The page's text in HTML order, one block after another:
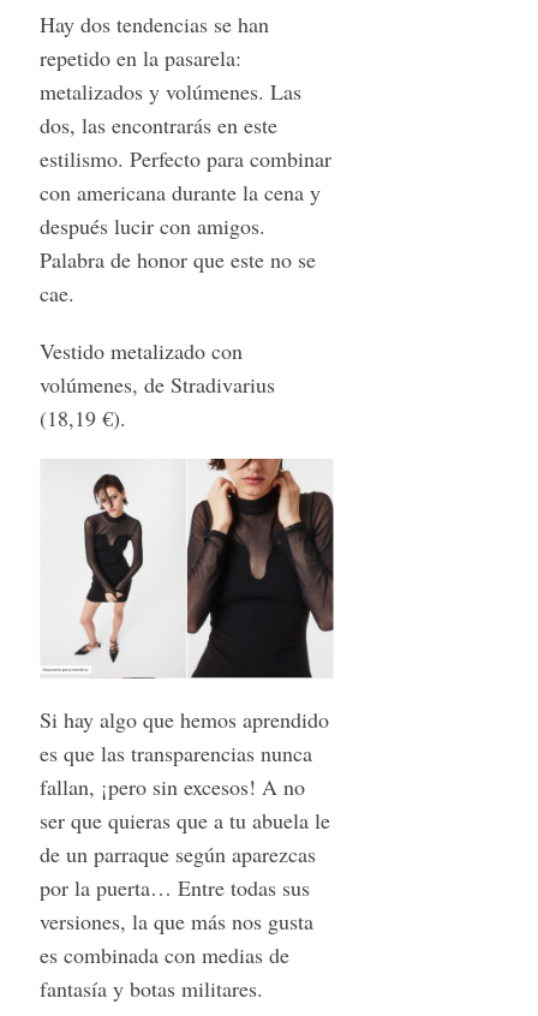
Hay dos tendencias se han
repetido en la pasarela:
metalizados y volúmenes. Las
dos, las encontrarás en este
estilismo. Perfecto para combinar
con americana durante la cena y
después lucir con amigos.
Palabra de honor que este no se
cae.
Vestido metalizado con
volúmenes, de Stradivarius
(18,19 €).
Si hay algo que hemos aprendido
es que las transparencias nunca
fallan, ¡pero sin excesos! A no
ser que quieras que a tu abuela le
de un parraque según aparezcas
por la puerta… Entre todas sus
versiones, la que más nos gusta
es combinada con medias de
fantasía y botas militares.
e
a
r
c
h
o
r
: